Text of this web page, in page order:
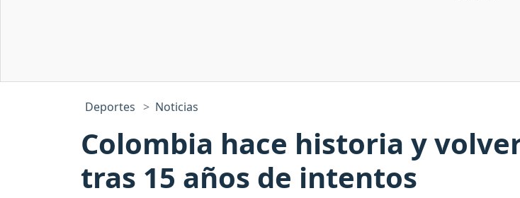
Deportes Noticias
Colombia hace historia y
tras 15 años de intentos